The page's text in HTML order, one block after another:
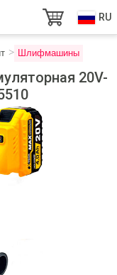
RU
Шлифмашины
20V-